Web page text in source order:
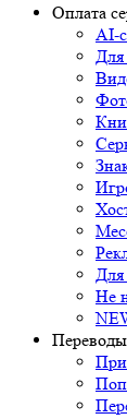
Оплата
AI-
Для
Для
Не
Переводы